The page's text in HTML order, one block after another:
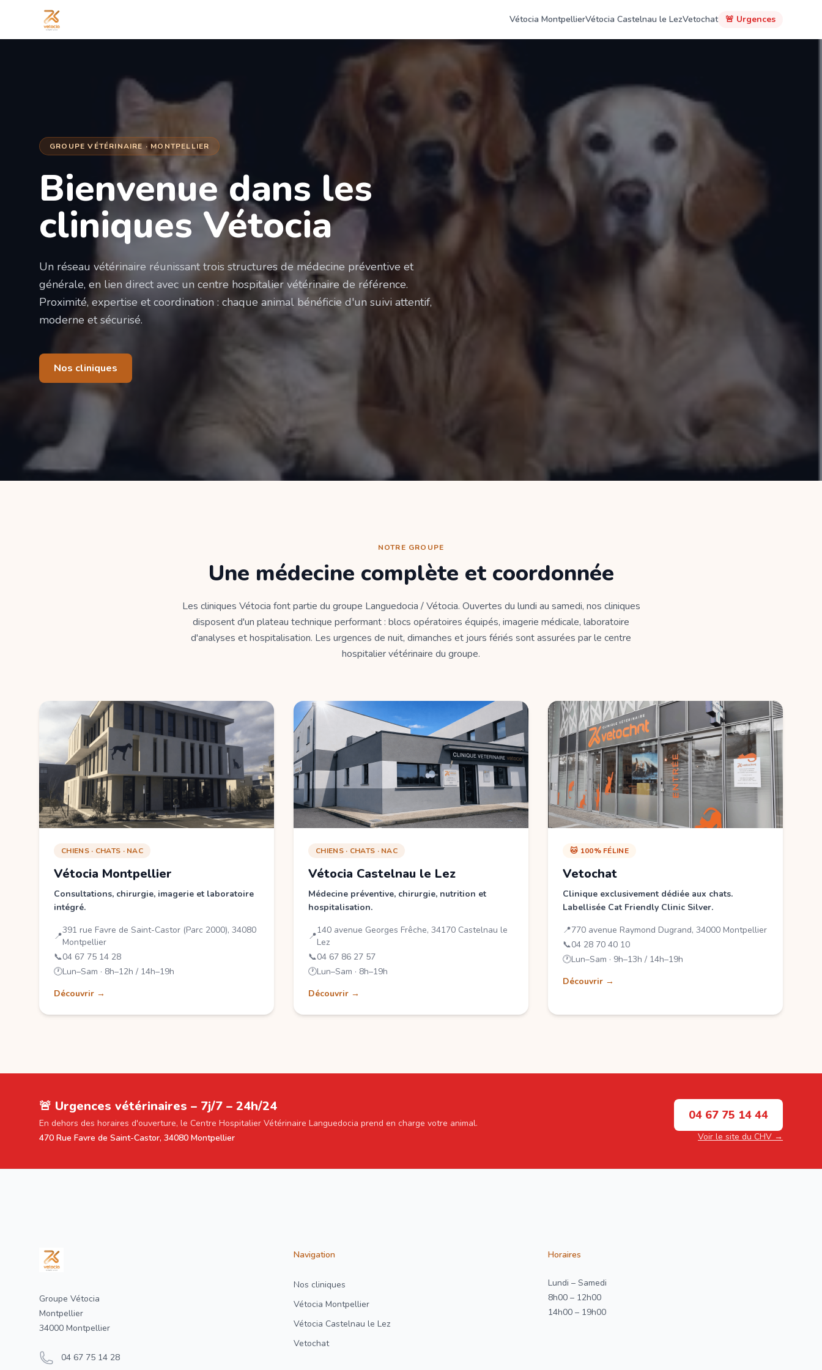
Vétocia MontpellierVétocia Castelnau le LezVetochat 🚨 Urgences
GROUPE VÉTÉRINAIRE · MONTPELLIER
Bienvenue dans les
cliniques Vétocia
Un réseau vétérinaire réunissant trois structures de médecine préventive et
générale, en lien direct avec un centre hospitalier vétérinaire de référence.
Proximité, expertise et coordination : chaque animal bénéficie d'un suivi attentif,
moderne et sécurisé.
Nos cliniques
NOTRE GROUPE
Une médecine complète et coordonnée
Les cliniques Vétocia font partie du groupe Languedocia / Vétocia. Ouvertes du lundi au samedi, nos cliniques
disposent d'un plateau technique performant : blocs opératoires équipés, imagerie médicale, laboratoire
d'analyses et hospitalisation. Les urgences de nuit, dimanches et jours fériés sont assurées par le centre
hospitalier vétérinaire du groupe.
CHIENS · CHATS · NAC
Vétocia Montpellier
Consultations, chirurgie, imagerie et laboratoire
intégré.
📍
391 rue Favre de Saint-Castor (Parc 2000), 34080
Montpellier
📞04 67 75 14 28
🕐Lun–Sam · 8h–12h / 14h–19h
Découvrir →
CHIENS · CHATS · NAC
Vétocia Castelnau le Lez
Médecine préventive, chirurgie, nutrition et
hospitalisation.
📍
140 avenue Georges Frêche, 34170 Castelnau le
Lez
📞04 67 86 27 57
🕐Lun–Sam · 8h–19h
Découvrir →
🐱 100% FÉLINE
Vetochat
Clinique exclusivement dédiée aux chats.
Labellisée Cat Friendly Clinic Silver.
📍770 avenue Raymond Dugrand, 34000 Montpellier
📞04 28 70 40 10
🕐Lun–Sam · 9h–13h / 14h–19h
Découvrir →
🚨 Urgences vétérinaires – 7j/7 – 24h/24
En dehors des horaires d'ouverture, le Centre Hospitalier Vétérinaire Languedocia prend en charge votre animal.
470 Rue Favre de Saint-Castor, 34080 Montpellier
04 67 75 14 44
Voir le site du CHV →
Groupe Vétocia
Montpellier
34000 Montpellier
04 67 75 14 28
Navigation
Nos cliniques
Vétocia Montpellier
Vétocia Castelnau le Lez
Vetochat
Horaires
Lundi – Samedi
8h00 – 12h00
14h00 – 19h00